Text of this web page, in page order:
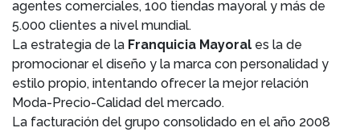
agentes comerciales, 100 tiendas mayoral y más de
5.000 clientes a nivel mundial.
La estrategia de la Franquicia Mayoral es la de
promocionar el diseño y la marca con personalidad y
estilo propio, intentando ofrecer la mejor relación
Moda-Precio-Calidad del mercado.
La facturación del grupo consolidado en el año 2008